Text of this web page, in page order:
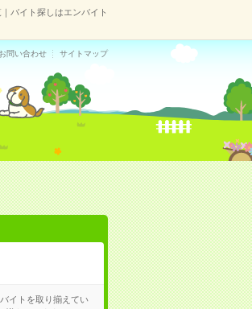
バイト探しはエンバイト
問い合わせ サイトマップ
イトを取り揃えてい